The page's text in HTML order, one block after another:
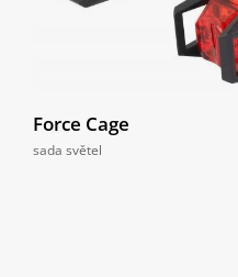
Force Cage
sada světel